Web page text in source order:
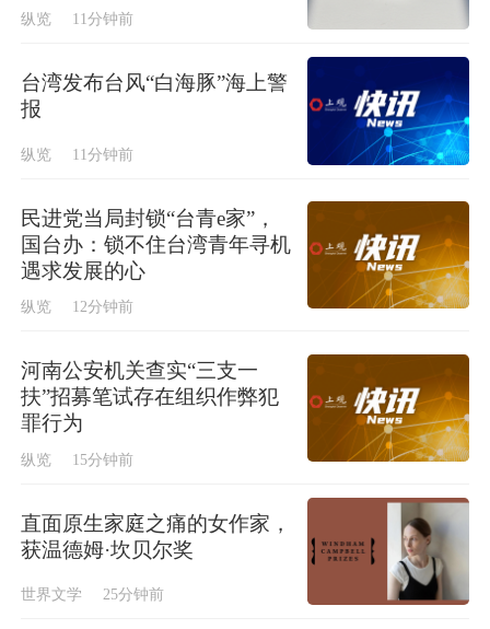
纵览 11分钟前
台湾发布台风“白海豚”海上警
报
纵览 11分钟前
民进党当局封锁“台青e家”，
国台办：锁不住台湾青年寻机
遇求发展的心
纵览 12分钟前
河南公安机关查实“三支一
扶”招募笔试存在组织作弊犯
罪行为
纵览 15分钟前
直面原生家庭之痛的女作家，
获温德姆·坎贝尔奖
世界文学 25分钟前